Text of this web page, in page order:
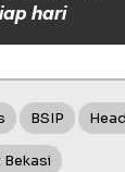
hari
BSIP